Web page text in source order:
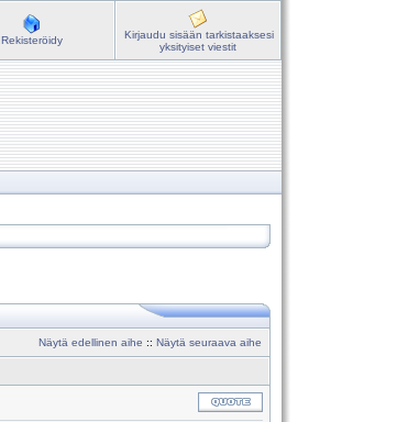
Rekisteröidy
Kirjaudu sisään tarkistaaksesi
yksityiset viestit
Näytä edellinen aihe :: Näytä seuraava aihe